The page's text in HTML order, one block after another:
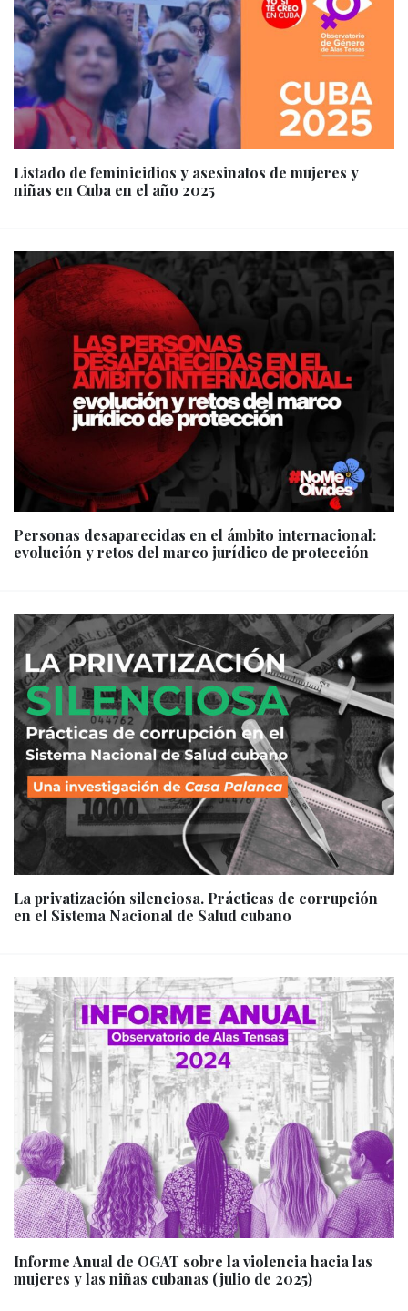
Listado de feminicidios y asesinatos de mujeres y
niñas en Cuba en el año 2025
Personas desaparecidas en el ámbito internacional:
evolución y retos del marco jurídico de protección
La privatización silenciosa. Prácticas de corrupción
en el Sistema Nacional de Salud cubano
Informe Anual de OGAT sobre la violencia hacia las
mujeres y las niñas cubanas (julio de 2025)